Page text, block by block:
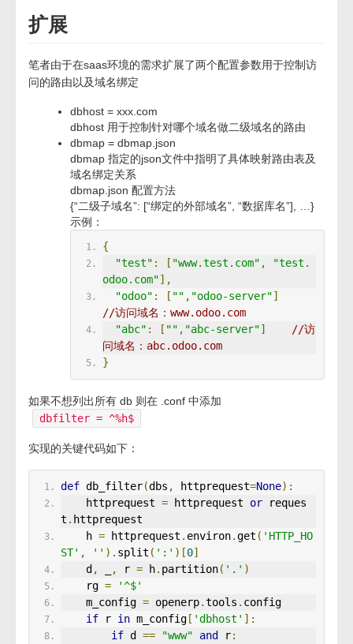
扩展
笔者由于在saas环境的需求扩展了两个配置参数用于控制访
问的路由以及域名绑定
dbhost = xxx.com
dbhost 用于控制针对哪个域名做二级域名的路由
dbmap = dbmap.json
dbmap 指定的json文件中指明了具体映射路由表及
域名绑定关系
dbmap.json 配置方法
{“二级子域名”: [“绑定的外部域名”, “数据库名”], …}
示例：
{
"test" : [ "www.test.com" ,
"test.
odoo.com"],
"odoo" : [ "" , "odoo-server"]
//访问域名：www.odoo.com
"abc" : [ "" , "abc-server"]
//访
问域名：abc.odoo.com
}
如果不想列出所有 db 则在 .conf 中添加
dbfilter = ^%h$
实现的关键代码如下：
def db_filter(dbs , httprequest=None):
    httprequest
= httprequest or reques
t . httprequest
    h
= httprequest . environ.get ( 'HTTP_HO
ST' , '' ). split ( ':' )[0]
    d
, , r = h. partition( '.' )
    rg
=
'^$'
    m_config
= openerp.tools . config
if r in m_config[ 'dbhost' ]:
if d == "www" and r: